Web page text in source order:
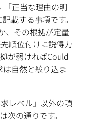
「正当な理由の明
載する事項です。
、その根拠が定量
順位付けに説得力
が弱ければCould
は自然と絞り込ま
レベル」以外の項
次の通りです。